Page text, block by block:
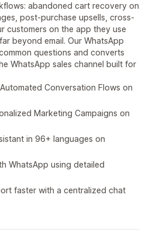
abandoned cart recovery on
post-purchase upsells, cross-
customers on the app they use
beyond email. Our WhatsApp
questions and converts
WhatsApp sales channel built for
Conversation Flows on
Marketing Campaigns on
in 96+ languages on
WhatsApp using detailed
faster with a centralized chat